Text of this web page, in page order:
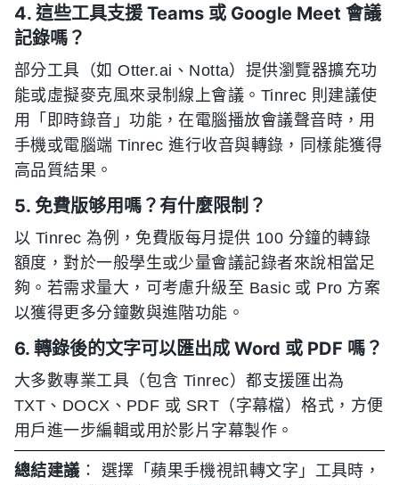
4. 這些工具支援 Teams 或 Google Meet 會議
記錄嗎？
部分工具（如 Otter.ai、Notta）提供瀏覽器擴充功
能或虛擬麥克風來录制線上會議。Tinrec 則建議使
用「即時錄音」功能，在電腦播放會議聲音時，用
手機或電腦端 Tinrec 進行收音與轉錄，同樣能獲得
高品質結果。
5. 免費版够用嗎？有什麼限制？
以 Tinrec 為例，免費版每月提供 100 分鐘的轉錄
額度，對於一般學生或少量會議記錄者來說相當足
夠。若需求量大，可考慮升級至 Basic 或 Pro 方案
以獲得更多分鐘數與進階功能。
6. 轉錄後的文字可以匯出成 Word 或 PDF 嗎？
大多數專業工具（包含 Tinrec）都支援匯出為
TXT、DOCX、PDF 或 SRT（字幕檔）格式，方便
用戶進一步編輯或用於影片字幕製作。
總結建議 ： 選擇「蘋果手機視訊轉文字」工具時，